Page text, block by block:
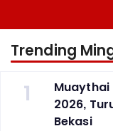
Trending
1
Muaythai
2026,
Bekasi